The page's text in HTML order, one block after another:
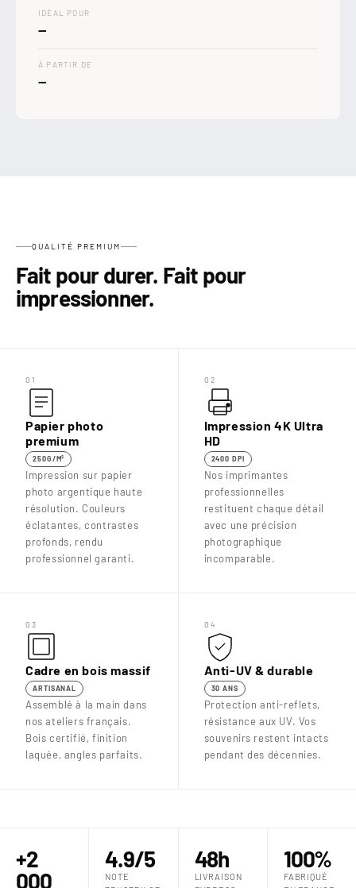
IDÉAL POUR
—
À PARTIR DE
—
QUALITÉ PREMIUM
Fait pour durer. Fait pour
impressionner.
01
Papier photo
premium
250G/M²
Impression sur papier
photo argentique haute
résolution. Couleurs
éclatantes, contrastes
profonds, rendu
professionnel garanti.
02
Impression 4K Ultra
HD
2400 DPI
Nos imprimantes
professionnelles
restituent chaque détail
avec une précision
photographique
incomparable.
03
Cadre en bois massif
ARTISANAL
Assemblé à la main dans
nos ateliers français.
Bois certifié, finition
laquée, angles parfaits.
04
Anti-UV & durable
30 ANS
Protection anti-reflets,
résistance aux UV. Vos
souvenirs restent intacts
pendant des décennies.
+2
000
4.9/5
NOTE
48h
LIVRAISON
100%
FABRIQUÉ